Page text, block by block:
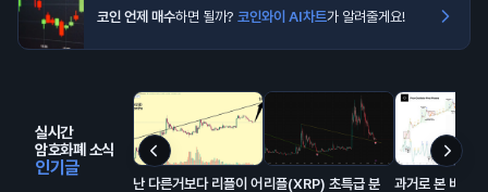
코인 언제 매수하면 될까? 코인와이 AI차트가 알려줄게요!
실시간
암호화폐 소식
인기글
난 다른거보다 리플이 어리플(XRP) 초특급 분
과거로 본 비트